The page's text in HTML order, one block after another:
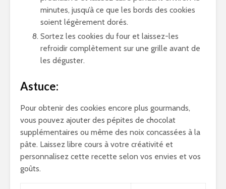
minutes, jusqu’à ce que les bords des cookies
soient légèrement dorés.
Sortez les cookies du four et laissez-les
refroidir complètement sur une grille avant de
les déguster.
Astuce:
Pour obtenir des cookies encore plus gourmands,
vous pouvez ajouter des pépites de chocolat
supplémentaires ou même des noix concassées à la
pâte. Laissez libre cours à votre créativité et
personnalisez cette recette selon vos envies et vos
goûts.